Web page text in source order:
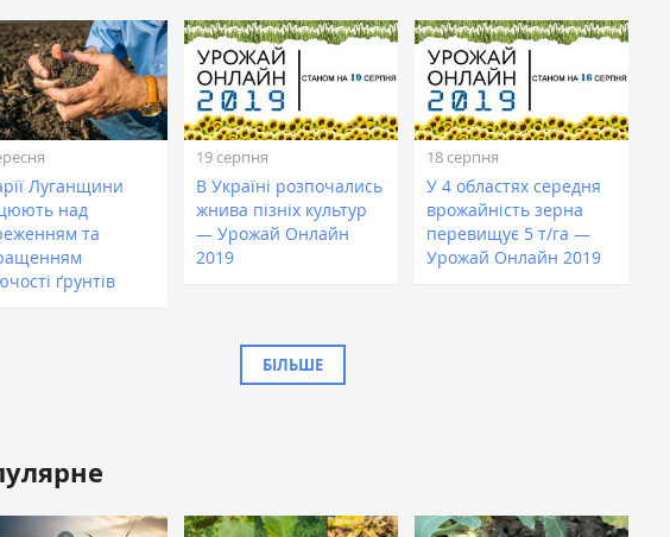
Луганщини
над
та
ґрунтів
19 серпня
В Україні розпочались
жнива пізніх культур
— Урожай Онлайн
2019
18 серпня
У 4 областях середня
врожайність зерна
перевищує 5 т/га —
Урожай Онлайн 2019
БІЛЬШЕ